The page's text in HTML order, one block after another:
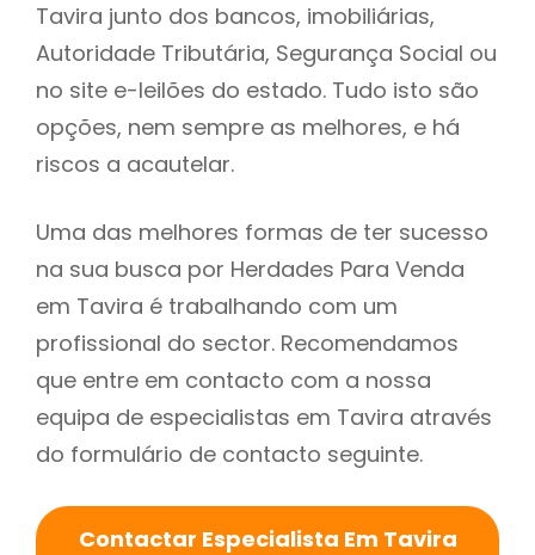
Tavira junto dos bancos, imobiliárias,
Autoridade Tributária, Segurança Social ou
no site e-leilões do estado. Tudo isto são
opções, nem sempre as melhores, e há
riscos a acautelar.
Uma das melhores formas de ter sucesso
na sua busca por Herdades Para Venda
em Tavira é trabalhando com um
profissional do sector. Recomendamos
que entre em contacto com a nossa
equipa de especialistas em Tavira através
do formulário de contacto seguinte.
Contactar Especialista Em Tavira